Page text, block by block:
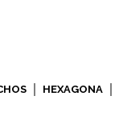
HEXAGONA